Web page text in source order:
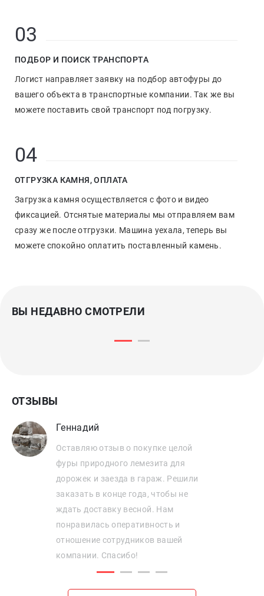
03
ПОДБОР И ПОИСК ТРАНСПОРТА
Логист направляет заявку на подбор автофуры до
вашего объекта в транспортные компании. Так же вы
можете поставить свой транспорт под погрузку.
04
ОТГРУЗКА КАМНЯ, ОПЛАТА
Загрузка камня осуществляется с фото и видео
фиксацией. Отснятые материалы мы отправляем вам
сразу же после отгрузки. Машина уехала, теперь вы
можете спокойно оплатить поставленный камень.
ВЫ НЕДАВНО СМОТРЕЛИ
ОТЗЫВЫ
Геннадий
Оставляю отзыв о покупке целой
фуры природного лемезита для
дорожек и заезда в гараж. Решили
заказать в конце года, чтобы не
ждать доставку весной. Нам
понравилась оперативность и
отношение сотрудников вашей
компании. Спасибо!